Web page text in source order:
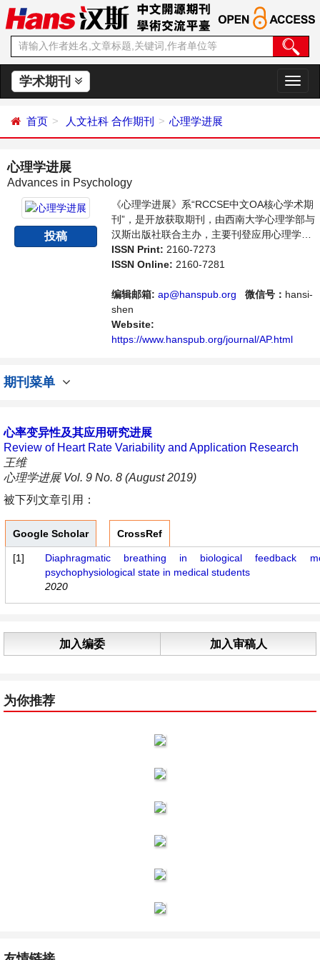
学术期刊
切
换
首页 人文社科 合作期刊 心理学进展
心理学进展
Advances in Psychology
投稿
《心理学进展》系“RCCSE中文OA核心学术期
刊”，是开放获取期刊，由西南大学心理学部与
汉斯出版社联合主办，主要刊登应用心理学、
社会心理学等领域的学术论文和成果报道及评
述。支持思想创新、学术创新，倡导科学，繁
界范围内的科学家、学者、科研人员提供一个
传播、分享和讨论心理学领域内不同方向问题
与发展的交流平台。
ISSN Print: 2160-7273
ISSN Online: 2160-7281
编辑邮箱: ap@hanspub.org 微信号： hansi-
shen
Website:
https://www.hanspub.org/journal/AP.html
期刊菜单
心率变异性及其应用研究进展
Review of Heart Rate Variability and Application Research
王维
心理学进展 Vol. 9 No. 8 (August 2019)
被下列文章引用：
Google Scholar CrossRef
[1]
Diaphragmatic breathing in biological
psychophysiological state in medical students
2020
加入编委 加入审稿人
为你推荐